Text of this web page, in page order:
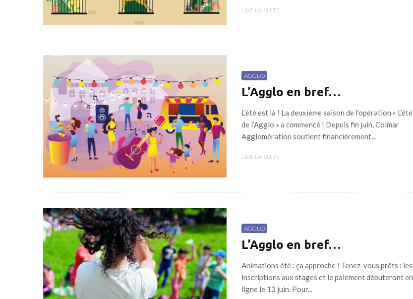
LIRE LA SUITE
AGGLO
L’Agglo en bref…
L’été est là ! La deuxième saison de l’opération « L’été
de l’Agglo » a commencé ! Depuis fin juin, Colmar
Agglomération soutient financièrement...
LIRE LA SUITE
AGGLO
L’Agglo en bref…
Animations été : ça approche ! Tenez-vous prêts : les
inscriptions aux stages et le paiement débuteront en
ligne le 13 juin. Pour...